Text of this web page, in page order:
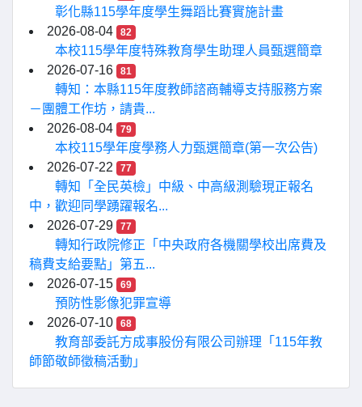
彰化縣115學年度學生舞蹈比賽實施計畫
2026-08-04
82
本校115學年度特殊教育學生助理人員甄選簡章
2026-07-16
81
轉知：本縣115年度教師諮商輔導支持服務方案
－團體工作坊，請貴...
2026-08-04
79
本校115學年度學務人力甄選簡章(第一次公告)
2026-07-22
77
轉知「全民英檢」中級、中高級測驗現正報名
中，歡迎同學踴躍報名...
2026-07-29
77
轉知行政院修正「中央政府各機關學校出席費及
稿費支給要點」第五...
2026-07-15
69
預防性影像犯罪宣導
2026-07-10
68
教育部委託方成事股份有限公司辦理「115年教
師節敬師徵稿活動」